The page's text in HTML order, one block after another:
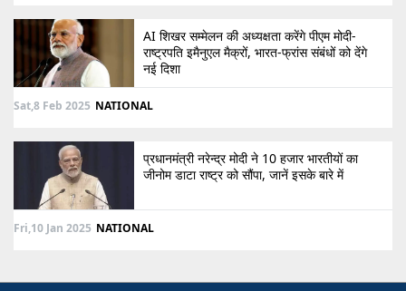
AI शिखर सम्मेलन की अध्यक्षता करेंगे पीएम मोदी-
राष्ट्रपति इमैनुएल मैक्रों, भारत-फ्रांस संबंधों को देंगे
नई दिशा
Sat,8 Feb 2025 NATIONAL
प्रधानमंत्री नरेन्द्र मोदी ने 10 हजार भारतीयों का
जीनोम डाटा राष्ट्र को सौंपा, जानें इसके बारे में
Fri,10 Jan 2025 NATIONAL